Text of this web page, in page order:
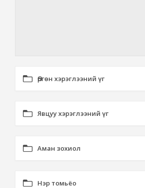
Өргөн хэрэглээний үг
Явцуу хэрэглээний үг
Аман зохиол
Нэр томьёо